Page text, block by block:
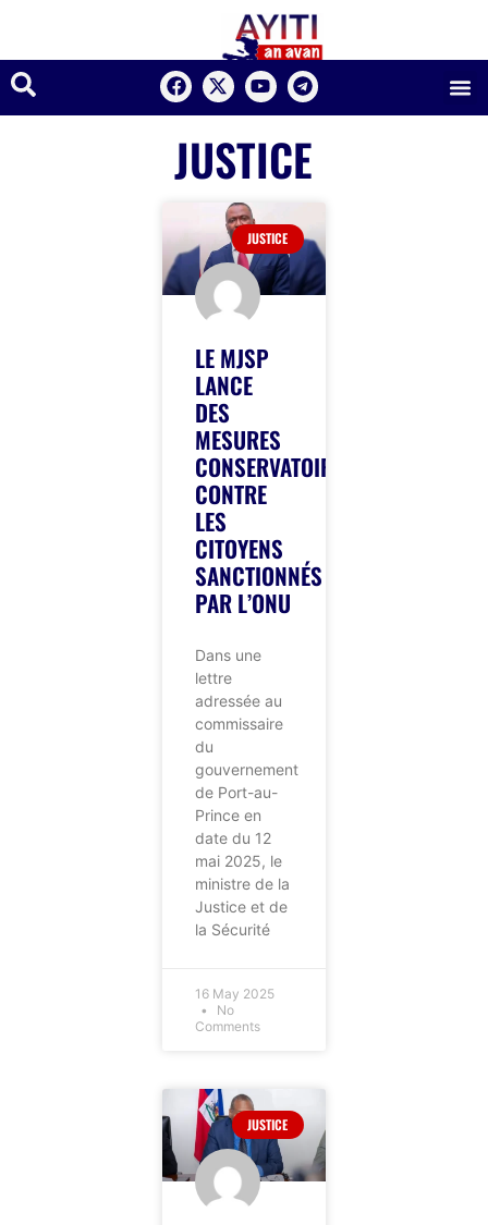
JUSTICE
JUSTICE
LE MJSP
LANCE
DES
MESURES
CONSERVATOIRES
CONTRE
LES
CITOYENS
SANCTIONNÉS
PAR L’ONU
Dans une
lettre
adressée au
commissaire
du
gouvernement
de Port-au-
Prince en
date du 12
mai 2025, le
ministre de la
Justice et de
la Sécurité
16 May 2025
No
Comments
JUSTICE